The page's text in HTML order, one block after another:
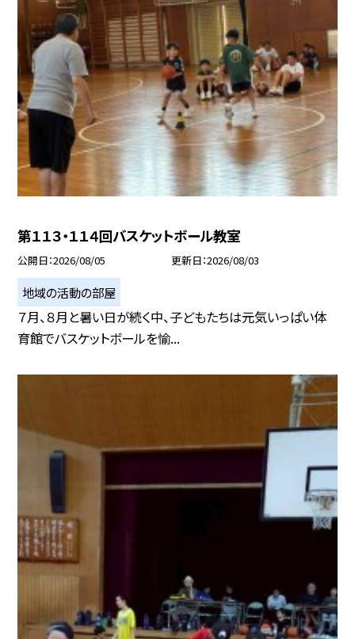
第１１３・１１４回バスケットボール教室
公開日 2026/08/05 更新日 2026/08/03
地域の活動の部屋
７月、８月と暑い日が続く中、子どもたちは元気いっぱい体
育館でバスケットボールを愉...